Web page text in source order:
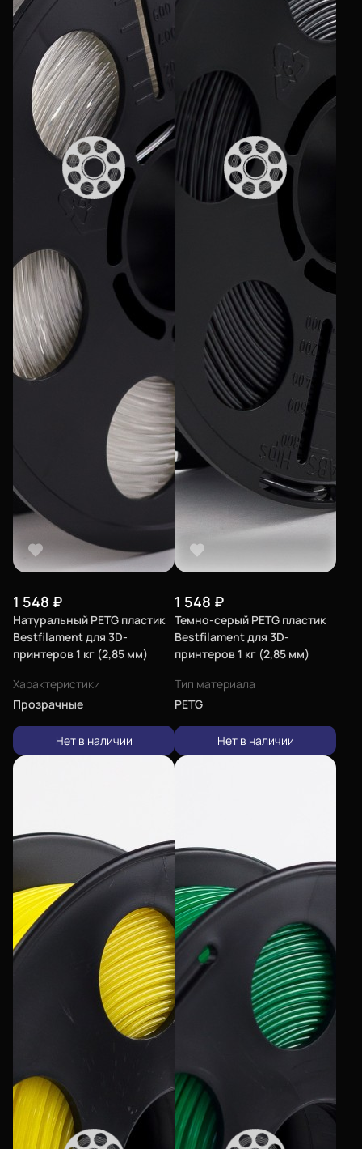
1 548 ₽
Натуральный PETG пластик
Bestfilament для 3D-
принтеров 1 кг (2,85 мм)
Характеристики
Прозрачные
Нет в наличии
1 548 ₽
Темно-серый PETG пластик
Bestfilament для 3D-
принтеров 1 кг (2,85 мм)
Тип материала
PETG
Нет в наличии